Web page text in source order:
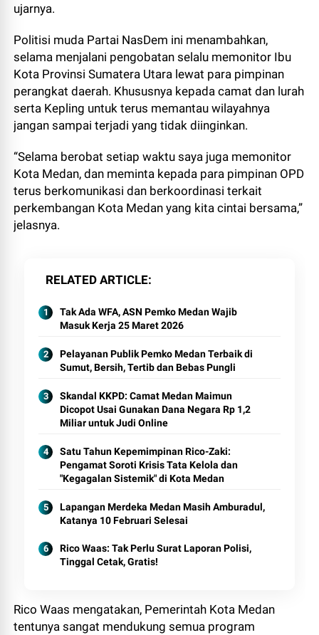
ujarnya.
Politisi muda Partai NasDem ini menambahkan,
selama menjalani pengobatan selalu memonitor Ibu
Kota Provinsi Sumatera Utara lewat para pimpinan
perangkat daerah. Khususnya kepada camat dan lurah
serta Kepling untuk terus memantau wilayahnya
jangan sampai terjadi yang tidak diinginkan.
“Selama berobat setiap waktu saya juga memonitor
Kota Medan, dan meminta kepada para pimpinan OPD
terus berkomunikasi dan berkoordinasi terkait
perkembangan Kota Medan yang kita cintai bersama,”
jelasnya.
RELATED ARTICLE
Tak Ada WFA, ASN Pemko Medan Wajib
Masuk Kerja 25 Maret 2026
Pelayanan Publik Pemko Medan Terbaik di
Sumut, Bersih, Tertib dan Bebas Pungli
Skandal KKPD: Camat Medan Maimun
Dicopot Usai Gunakan Dana Negara Rp 1,2
Miliar untuk Judi Online
Satu Tahun Kepemimpinan Rico-Zaki:
Pengamat Soroti Krisis Tata Kelola dan
"Kegagalan Sistemik" di Kota Medan
Lapangan Merdeka Medan Masih Amburadul,
Katanya 10 Februari Selesai
Rico Waas: Tak Perlu Surat Laporan Polisi,
Tinggal Cetak, Gratis!
Rico Waas mengatakan, Pemerintah Kota Medan
tentunya sangat mendukung semua program